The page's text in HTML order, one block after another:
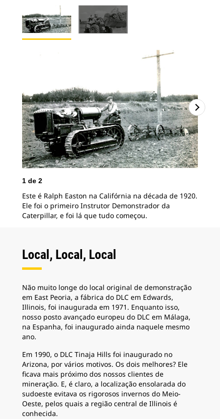
1 de 2
Este é Ralph Easton na Califórnia na década de 1920.
Ele foi o primeiro Instrutor Demonstrador da
Caterpillar, e foi lá que tudo começou.
Local, Local, Local
Não muito longe do local original de demonstração
em East Peoria, a fábrica do DLC em Edwards,
Illinois, foi inaugurada em 1971. Enquanto isso,
nosso posto avançado europeu do DLC em Málaga,
na Espanha, foi inaugurado ainda naquele mesmo
ano.
Em 1990, o DLC Tinaja Hills foi inaugurado no
Arizona, por vários motivos. Os dois melhores? Ele
ficava mais próximo dos nossos clientes de
mineração. E, é claro, a localização ensolarada do
sudoeste evitava os rigorosos invernos do Meio-
Oeste, pelos quais a região central de Illinois é
conhecida.